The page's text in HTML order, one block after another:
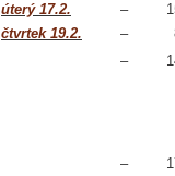
úterý 17.2. –
čtvrtek 19.2.
–
–
–